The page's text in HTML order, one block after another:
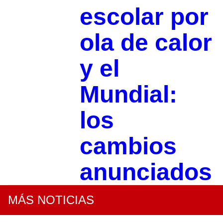
escolar por
ola de calor
y el
Mundial:
los
cambios
anunciados
MÁS NOTICIAS